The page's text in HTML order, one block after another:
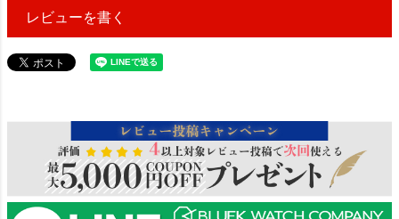
レビューを書く